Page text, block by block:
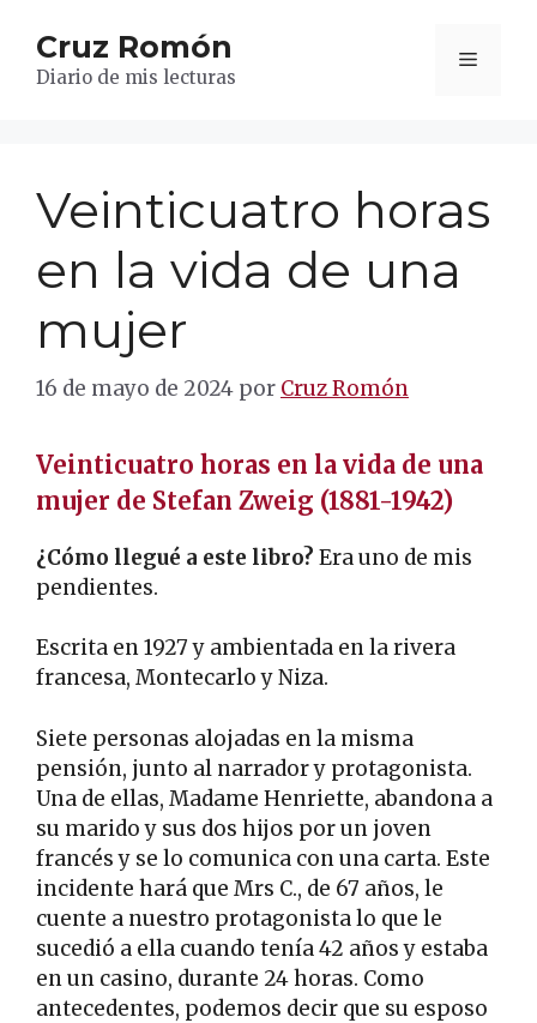
contenido
Cruz Romón
Diario de mis lecturas
Menú
Veinticuatro horas
en la vida de una
mujer
16 de mayo de 2024 por Cruz Romón
Veinticuatro horas en la vida de una
mujer de Stefan Zweig (1881-1942)
¿Cómo llegué a este libro? Era uno de mis
pendientes.
Escrita en 1927 y ambientada en la rivera
francesa, Montecarlo y Niza.
Siete personas alojadas en la misma
pensión, junto al narrador y protagonista.
Una de ellas, Madame Henriette, abandona a
su marido y sus dos hijos por un joven
francés y se lo comunica con una carta. Este
incidente hará que Mrs C., de 67 años, le
cuente a nuestro protagonista lo que le
sucedió a ella cuando tenía 42 años y estaba
en un casino, durante 24 horas. Como
antecedentes, podemos decir que su esposo